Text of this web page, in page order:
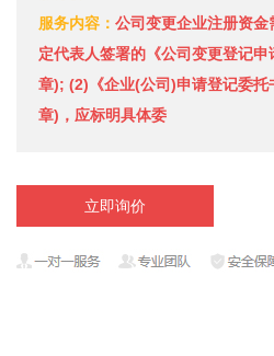
服务内容： 公司变更企业注册资
定代表人签署的《公司变更登记
章); (2)《企业(公司)申请登记委托
章)，应标明具体委
立即询价